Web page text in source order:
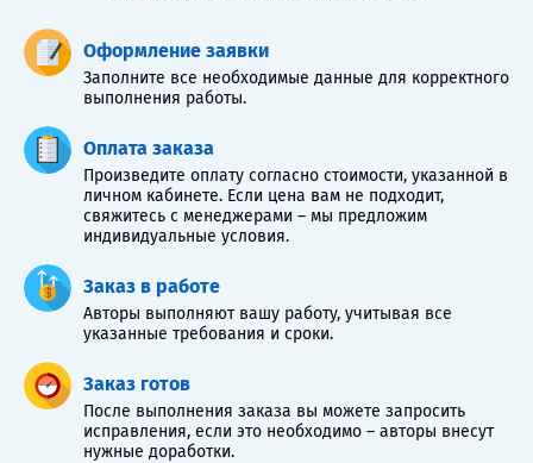
Оформление заявки
Заполните все необходимые данные для корректного
выполнения работы.
Оплата заказа
Произведите оплату согласно стоимости, указанной в
личном кабинете. Если цена вам не подходит,
свяжитесь с менеджерами – мы предложим
индивидуальные условия.
Заказ в работе
Авторы выполняют вашу работу, учитывая все
указанные требования и сроки.
Заказ готов
После выполнения заказа вы можете запросить
исправления, если это необходимо – авторы внесут
нужные доработки.